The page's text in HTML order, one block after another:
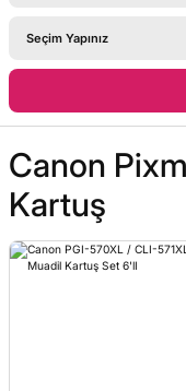
Canon
Kartuş